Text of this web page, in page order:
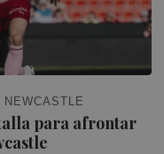
para afrontar